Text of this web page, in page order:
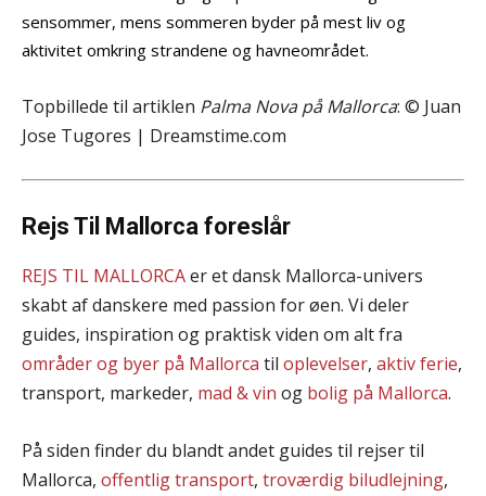
sensommer, mens sommeren byder på mest liv og
aktivitet omkring strandene og havneområdet.
Topbillede til artiklen Palma Nova på Mallorca: © Juan
Jose Tugores | Dreamstime.com
Rejs Til Mallorca foreslår
REJS TIL MALLORCAer et dansk Mallorca-univers
skabt af danskere med passion for øen. Vi deler
guides, inspiration og praktisk viden om alt fra
områder og byer på Mallorca til oplevelser, aktiv ferie,
transport, markeder, mad & vin og bolig på Mallorca.
På siden finder du blandt andet guides til rejser til
Mallorca, offentlig transport, troværdig biludlejning,